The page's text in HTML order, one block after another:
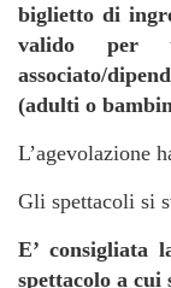
biglietto di
valido per
associato/
(adulti o
L’agevolazione
Gli spettacoli si
E’ consigliata
spettacolo a cui